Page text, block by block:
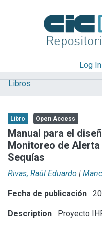
Log In
Explorar
Aportar material
Statistics
Libros
Libro Open Access
Manual para el
Monitoreo de
Sequías
Rivas, Raúl Eduardo |
Fecha de publicación
Description Proyecto